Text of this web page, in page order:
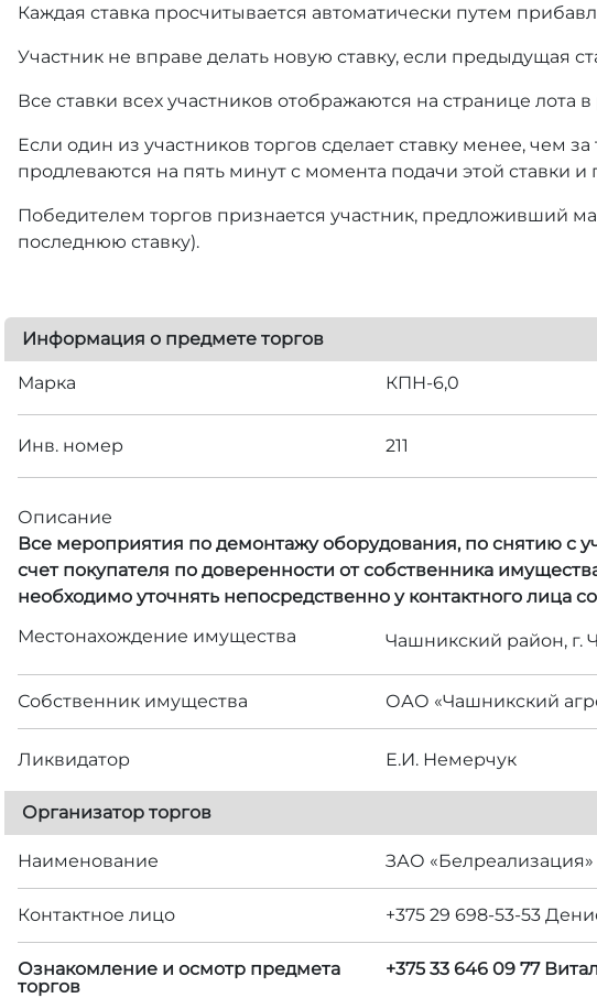
Каждая ставка просчитывается автоматически путем
Участник не вправе делать новую ставку, если предыдущая
Все ставки всех участников отображаются на странице
Если один из участников торгов сделает ставку менее, чем
продлеваются на пять минут с момента подачи этой ставки
Победителем торгов признается участник, предложивший
последнюю ставку).
Информация о предмете торгов
Марка КПН-6,0
Инв. номер 211
Описание
Все мероприятия по демонтажу оборудования, по снятию с
счет покупателя по доверенности от собственника
необходимо уточнять непосредственно у контактного лица
Местонахождение имущества
Чашникский район, г.
Собственник имущества ОАО «Чашникский
Ликвидатор Е.И. Немерчук
Организатор торгов
Наименование ЗАО «Белреализация»
Контактное лицо +375 29 698-53-53
Ознакомление и осмотр предмета
торгов
+375 33 646 09 77